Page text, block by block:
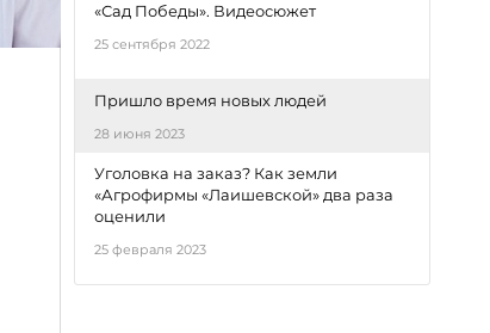
«Сад Победы». Видеосюжет
25 сентября 2022
Пришло время новых людей
28 июня 2023
Уголовка на заказ? Как земли
«Агрофирмы «Лаишевской» два раза
оценили
25 февраля 2023